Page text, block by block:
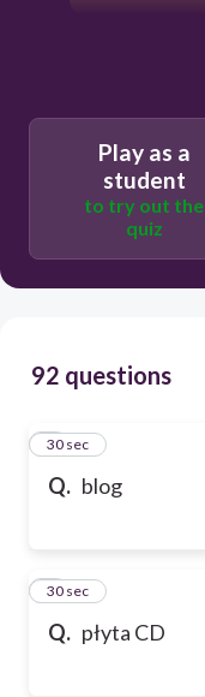
Play as a
student
to try out the
quiz
92 questions
Q. blog
1
30 sec
Q. płyta CD
2
30 sec